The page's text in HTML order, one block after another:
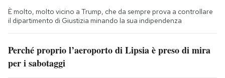
È molto, molto vicino a Trump, che da sempre prova a controllare
il dipartimento di Giustizia minando la sua indipendenza
Perché proprio l’aeroporto di Lipsia è preso di mira
per i sabotaggi